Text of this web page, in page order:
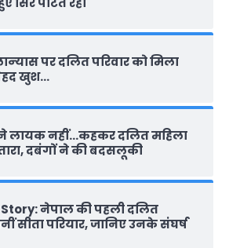
पर दलित परिवार को मिला
खुश…
लायक नहीं…कहकर दलित महिला
दबंगों ने की बदसलूकी
नेपाल की पहली दलित
सीता परियार, जानिए उनके संघर्ष